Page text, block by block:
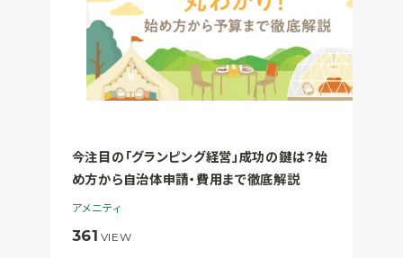
今注目の「グランピング経営」成功の鍵は？始
め方から自治体申請・費用まで徹底解説
アメニティ
361 VIEW